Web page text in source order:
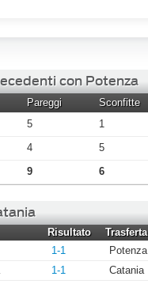
con Potenza
Pareggi Sconfitte
5 1
4 5
9 6
Risultato Trasferta
1-1
Potenza
1-1 Catania